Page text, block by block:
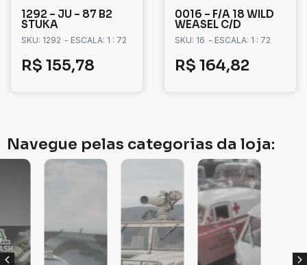
1292 – JU – 87 B2
STUKA
SKU: 1292 - ESCALA: 1 : 72
R$ 155,78
0016 – F/A 18 WILD
WEASEL C/D
SKU: 16 - ESCALA: 1 : 72
R$ 164,82
Navegue pelas categorias da loja: